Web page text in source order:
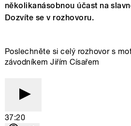
několikanásobnou účast na
Dozvíte se v rozhovoru.
Poslechněte si celý rozhovor s
závodníkem Jiřím Císařem
37:20